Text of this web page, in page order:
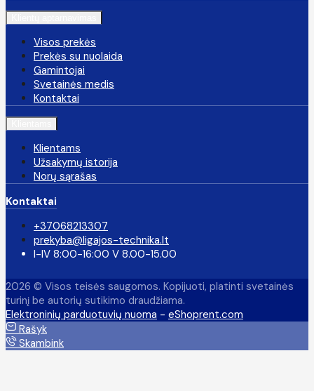
Visos prekės
Prekės su nuolaida
Gamintojai
Svetainės medis
Kontaktai
Klientams
Užsakymų istorija
Norų sąrašas
Kontaktai
+37068213307
prekyba@ligajos-technika.lt
I-IV 8:00-16:00 V 8.00-15.00
2026 © Visos teisės saugomos. Kopijuoti, platinti svetainės
turinį be autorių sutikimo draudžiama.
Elektroninių parduotuvių nuoma - eShoprent.com
Rašyk
Skambink